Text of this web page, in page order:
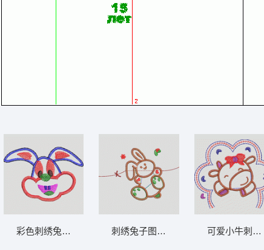
彩色环形图案集合 卡通童装章标贴布 彩色刺绣兔子头像 卡通童装章标贴布 刺绣兔子图案设计图 卡通童装章标贴布